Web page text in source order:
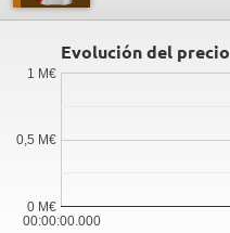
Evolución del precio
00:00:00.000
0 M€
0,5 M€
1 M€